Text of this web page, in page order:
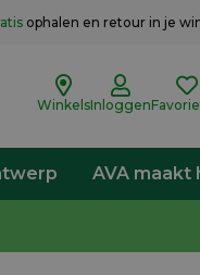
ophalen en retour in je
WinkelsInloggen
AVA maakt